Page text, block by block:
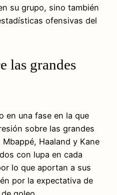
su grupo, sino también
ofensivas del
las grandes
en una fase en la que
sobre las grandes
Haaland y Kane
con lupa en cada
lo que aportan a sus
por la expectativa de